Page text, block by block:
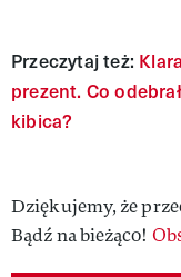
Przeczytaj też:
prezent. Co
kibica?
Dziękujemy, że
Bądź na bieżąco!